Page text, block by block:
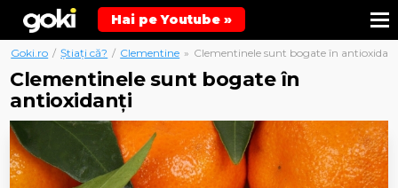
Hai pe Youtube »
Goki.ro / Știați că? / Clementine » Clementinele sunt bogate în
Clementinele sunt bogate în
antioxidanți